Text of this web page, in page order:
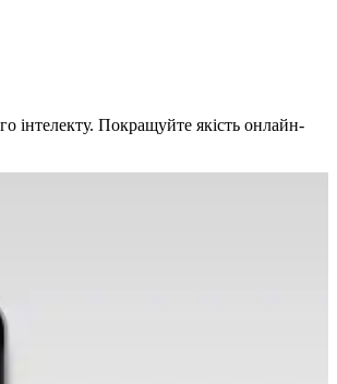
Покращуйте якість онлайн-